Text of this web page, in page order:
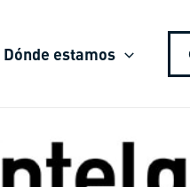
Dónde estamos